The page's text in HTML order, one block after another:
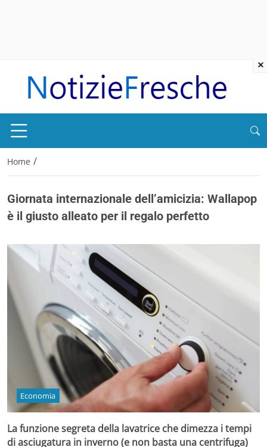
Home /
Giornata internazionale dell’amicizia: Wallapop
è il giusto alleato per il regalo perfetto
Economia
La funzione segreta della lavatrice che dimezza i tempi
di asciugatura in inverno (e non basta una centrifuga)
×